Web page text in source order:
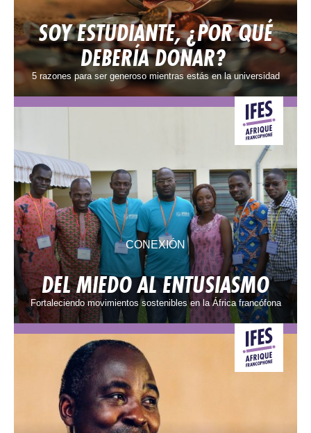
SOY ESTUDIANTE, ¿POR QUÉ
DEBERÍA DONAR?
5 razones para ser generoso mientras estás en la universidad
CONEXIÓN
DEL MIEDO AL ENTUSIASMO
Fortaleciendo movimientos sostenibles en la África francófona